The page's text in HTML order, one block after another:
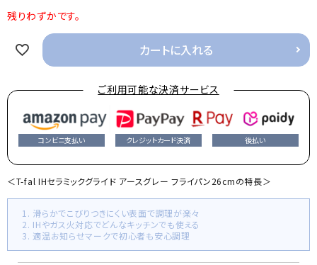
残りわずかです。
カートに入れる
ご利用可能な決済サービス
コンビニ支払い クレジットカード決済 後払い
＜T-fal IHセラミックグライド アースグレー フライパン26cmの特長＞
1. 滑らかでこびりつきにくい表面で調理が楽々
2. IHやガス火対応でどんなキッチンでも使える
3. 適温お知らせマークで初心者も安心調理